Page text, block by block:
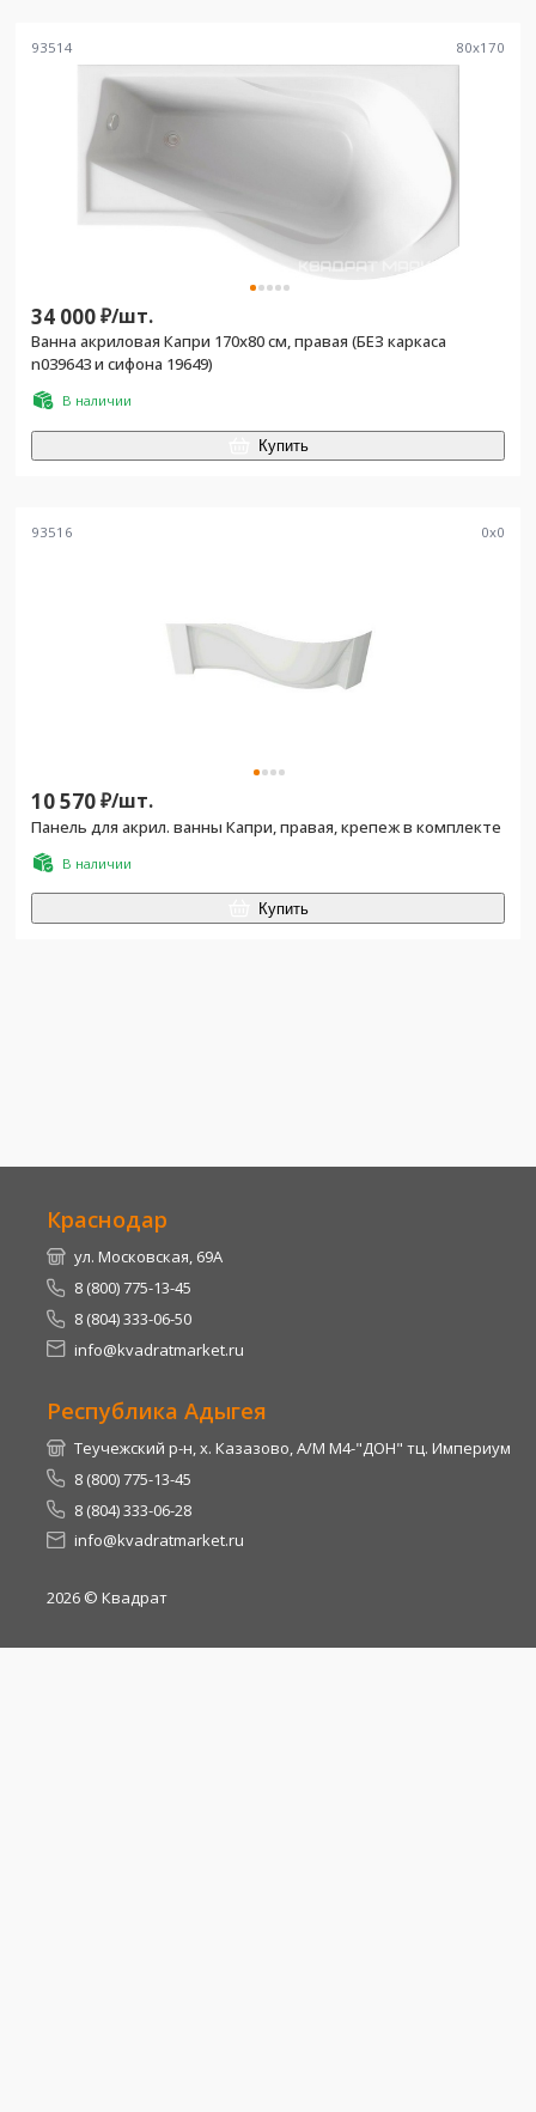
93514 80x170
34 000₽/шт.
Ванна акриловая Капри 170х80 см, правая (БЕЗ каркаса
n039643 и сифона 19649)
В наличии
Купить
93516 0x0
10 570₽/шт.
Панель для акрил. ванны Капри, правая, крепеж в комплекте
В наличии
Купить
Краснодар
ул. Московская, 69А
8 (800) 775-13-45
8 (804) 333-06-50
info@kvadratmarket.ru
Республика Адыгея
Теучежский р-н, х. Казазово, А/М М4-"ДОН" тц. Империум
8 (800) 775-13-45
8 (804) 333-06-28
info@kvadratmarket.ru
2026 © Квадрат